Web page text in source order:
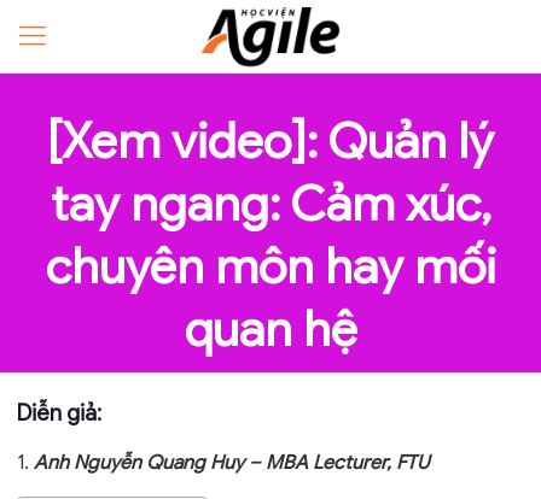
[Xem video]: Quản lý
tay ngang: Cảm xúc,
chuyên môn hay mối
quan hệ
Diễn giả:
1.Anh Nguyễn Quang Huy – MBA Lecturer, FTU